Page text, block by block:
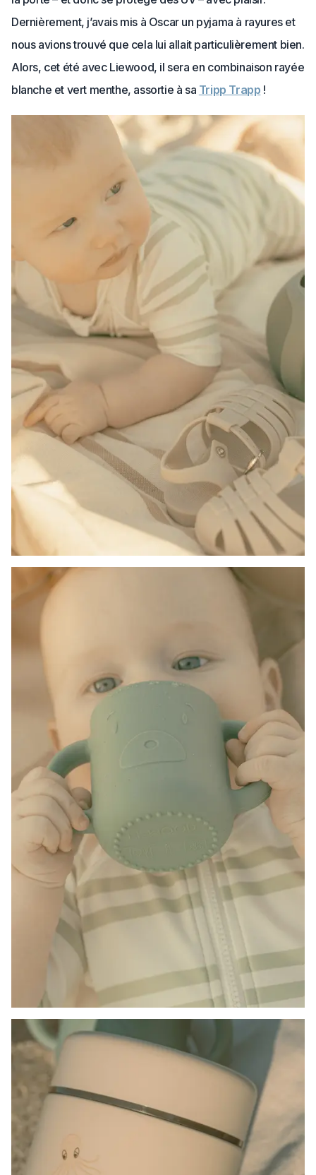
Dernièrement, j’avais mis à Oscar un pyjama à rayures et
nous avions trouvé que cela lui allait particulièrement bien.
Alors, cet été avec Liewood, il sera en combinaison rayée
blanche et vert menthe, assortie à sa Tripp Trapp !